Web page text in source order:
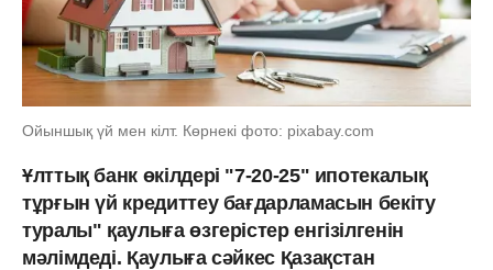
Ойыншық үй мен кілт. Көрнекі фото: pixabay.com
Ұлттық банк өкілдері "7-20-25" ипотекалық
тұрғын үй кредиттеу бағдарламасын бекіту
туралы" қаулыға өзгерістер енгізілгенін
мәлімдеді. Қаулыға сәйкес Қазақстан